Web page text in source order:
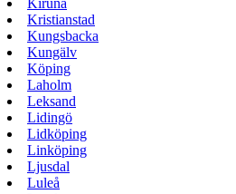
Kiruna
Kristianstad
Kungsbacka
Kungälv
Köping
Laholm
Leksand
Lidingö
Lidköping
Linköping
Ljusdal
Luleå